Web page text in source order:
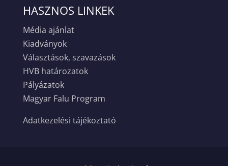
HASZNOS LINKEK
Média ajánlat
Kiadványok
Választások, szavazások
HVB határozatok
Pályázatok
Magyar Falu Program
Adatkezelési tájékoztató